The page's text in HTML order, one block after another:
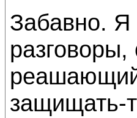
Забавно. Я
разговоры,
реашающий
защищать-